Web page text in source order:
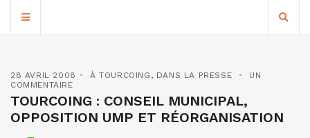
28 AVRIL 2008 À TOURCOING , DANS LA PRESSE
UN
COMMENTAIRE
TOURCOING : CONSEIL MUNICIPAL,
OPPOSITION UMP ET RÉORGANISATION